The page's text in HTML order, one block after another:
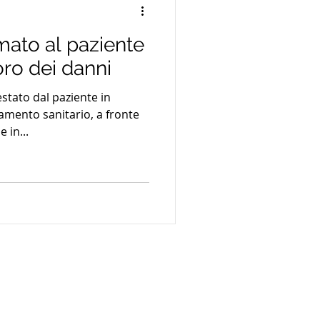
al paziente
dei danni
dal paziente in
sanitario, a fronte
in...